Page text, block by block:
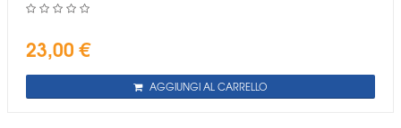
23,00 €
AGGIUNGI AL CARRELLO